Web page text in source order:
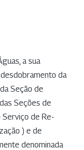
a sua
da
Seção de
Seções de
de Re-
) e de
denominada